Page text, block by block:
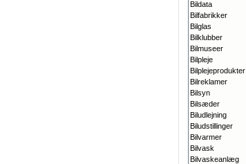
Bildata
Bilfabrikker
Bilglas
Bilklubber
Bilmuseer
Bilpleje
Bilplejeprodukter
Bilreklamer
Bilsyn
Bilsæder
Biludlejning
Biludstillinger
Bilvarmer
Bilvask
Bilvaskeanlæg